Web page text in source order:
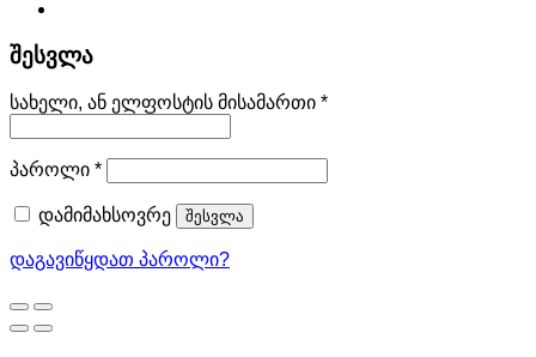
შესვლა
სახელი, ან ელფოსტის მისამართი *სავალდებულო
პაროლი *სავალდებულო
დამიმახსოვრე შესვლა
დაგავიწყდათ პაროლი?